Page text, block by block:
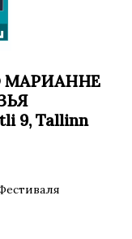
МАРИАННЕ
9, Tallinn